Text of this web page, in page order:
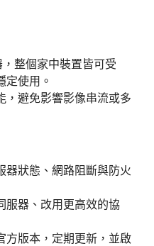
整個家中裝置皆可受
定使用。
，避免影響影像串流或多
器狀態、網路阻斷與防火
服器、改用更高效的協
方版本，定期更新，並啟